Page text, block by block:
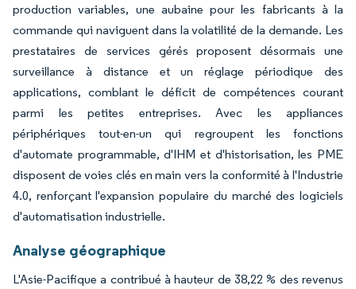
production variables, une aubaine pour les fabricants à la
commande qui naviguent dans la volatilité de la demande. Les
prestataires de services gérés proposent désormais une
surveillance à distance et un réglage périodique des
applications, comblant le déficit de compétences courant
parmi les petites entreprises. Avec les appliances
périphériques tout-en-un qui regroupent les fonctions
d'automate programmable, d'IHM et d'historisation, les PME
disposent de voies clés en main vers la conformité à l'Industrie
4.0, renforçant l'expansion populaire du marché des logiciels
d'automatisation industrielle.
Analyse géographique
L'Asie-Pacifique a contribué à hauteur de 38,22 % des revenus